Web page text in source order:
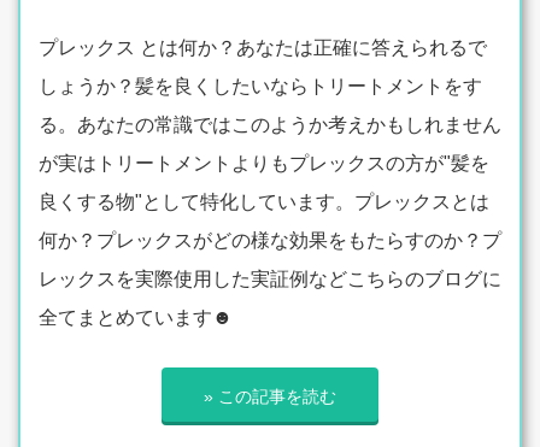
プレックス とは何か？あなたは正確に答えられるで
しょうか？髪を良くしたいならトリートメントをす
る。あなたの常識ではこのようか考えかもしれません
が実はトリートメントよりもプレックスの方が"髪を
良くする物"として特化しています。プレックスとは
何か？プレックスがどの様な効果をもたらすのか？プ
レックスを実際使用した実証例などこちらのブログに
全てまとめています☻
» この記事を読む